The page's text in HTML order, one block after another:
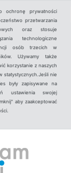
ochronę prywatności
przetwarzania
oraz stosuje
technologiczne
osób trzecich w
Używamy także
korzystanie z naszych
statystycznych.Jeśli nie
były zapisywane na
ustawienia swojej
aby zaakceptować